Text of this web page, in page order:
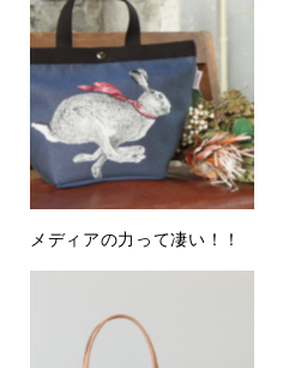
メディアの力って凄い！！